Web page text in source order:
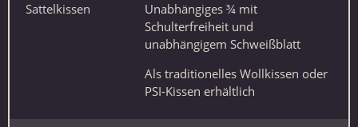
Sattelkissen
Unabhängiges ¾ mit
Schulterfreiheit und
unabhängigem Schweißblatt
Als traditionelles Wollkissen oder
PSI-Kissen erhältlich